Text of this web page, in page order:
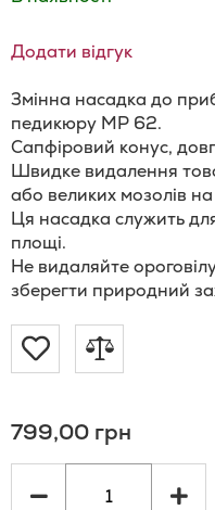
Додати відгук
Змінна насадка до
педикюру MP 62.
Сапфіровий конус,
Швидке видалення
або великих мозолів на
Ця насадка служить
площі.
Не видаляйте
зберегти природний
Додати
Списку
Бажань
Додати
799,00 грн